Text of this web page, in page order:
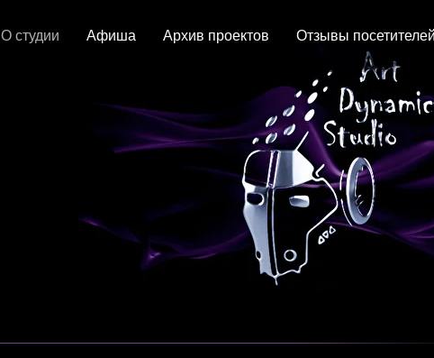
О студии Афиша Архив проектов Отзывы посетителей